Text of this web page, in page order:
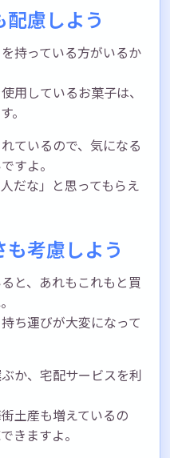
慮しよう
持っている方がいるか
用しているお菓子は、
。
ているので、気になる
すよ。
だな」と思ってもらえ
考慮しよう
と、あれもこれもと買
ち運びが大変になって
か、宅配サービスを利
土産も増えているの
きますよ。